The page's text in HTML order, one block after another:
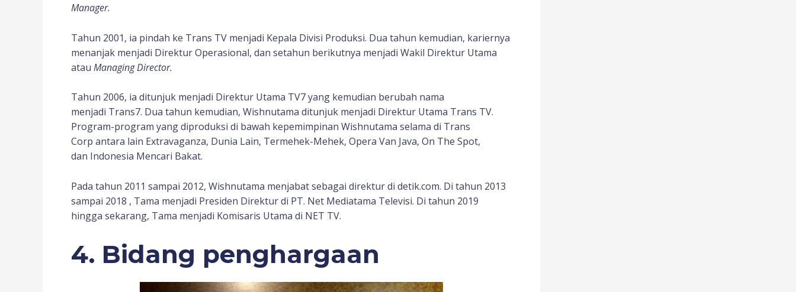
Manager.
Tahun 2001, ia pindah ke Trans TV menjadi Kepala Divisi Produksi. Dua tahun kemudian, kariernya
menanjak menjadi Direktur Operasional, dan setahun berikutnya menjadi Wakil Direktur Utama
atau Managing Director.
Tahun 2006, ia ditunjuk menjadi Direktur Utama TV7 yang kemudian berubah nama
menjadi Trans7. Dua tahun kemudian, Wishnutama ditunjuk menjadi Direktur Utama Trans TV.
Program-program yang diproduksi di bawah kepemimpinan Wishnutama selama di Trans
Corp antara lain Extravaganza, Dunia Lain, Termehek-Mehek, Opera Van Java, On The Spot,
dan Indonesia Mencari Bakat.
Pada tahun 2011 sampai 2012, Wishnutama menjabat sebagai direktur di detik.com. Di tahun 2013
sampai 2018 , Tama menjadi Presiden Direktur di PT. Net Mediatama Televisi. Di tahun 2019
hingga sekarang, Tama menjadi Komisaris Utama di NET TV.
4. Bidang penghargaan